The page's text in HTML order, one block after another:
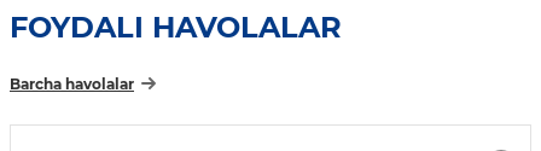
FOYDALI HAVOLALAR
Barcha havolalar